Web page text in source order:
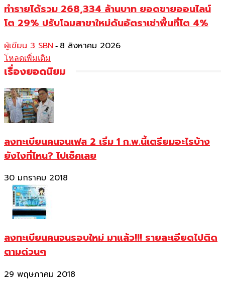
ทำรายได้รวม 268,334 ล้านบาท ยอดขายออนไลน์
โต 29% ปรับโฉมสาขาใหม่ดันอัตราเช่าพื้นที่โต 4%
ผู้เขียน 3 SBN - 8 สิงหาคม 2026
โหลดเพิ่มเติม
เรื่องยอดนิยม
ลงทะเบียนคนจนเฟส 2 เริ่ม 1 ก.พ.นี้เตรียมอะไรบ้าง
ยังไงที่ไหน? ไปเช็คเลย
30 มกราคม 2018
ลงทะเบียนคนจนรอบใหม่ มาแล้ว!!! รายละเอียดไปติด
ตามด่วนๆ
29 พฤษภาคม 2018